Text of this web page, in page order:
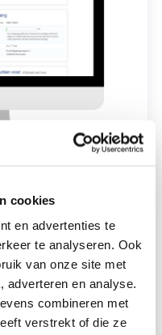
cookies
en advertenties te
te analyseren. Ook
van onze site met
adverteren en analyse.
combineren met
verstrekt of die ze
je hebt een lange
het je te binnen – hoe
Geen
en zonder gedoe
het eenvoudig voor